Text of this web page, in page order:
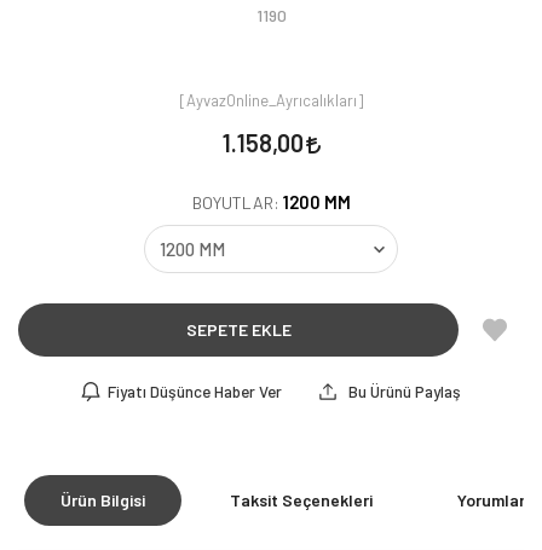
1190
[AyvazOnline_Ayrıcalıkları]
1.158,00
BOYUTLAR: 1200 MM
SEPETE EKLE
Fiyatı Düşünce Haber Ver Bu Ürünü Paylaş
Ürün Bilgisi Taksit Seçenekleri Yorumlar